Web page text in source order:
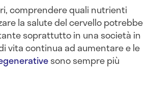
comprendere quali nutrienti
la salute del cervello potrebbe
soprattutto in una società in
vita continua ad aumentare e le
sono sempre più